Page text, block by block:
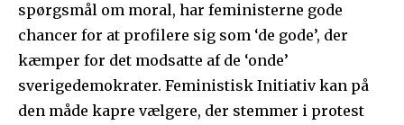
spørgsmål om moral, har feministerne gode
chancer for at profilere sig som ‘de gode’, der
kæmper for det modsatte af de ‘onde’
sverigedemokrater. Feministisk Initiativ kan på
den måde kapre vælgere, der stemmer i protest